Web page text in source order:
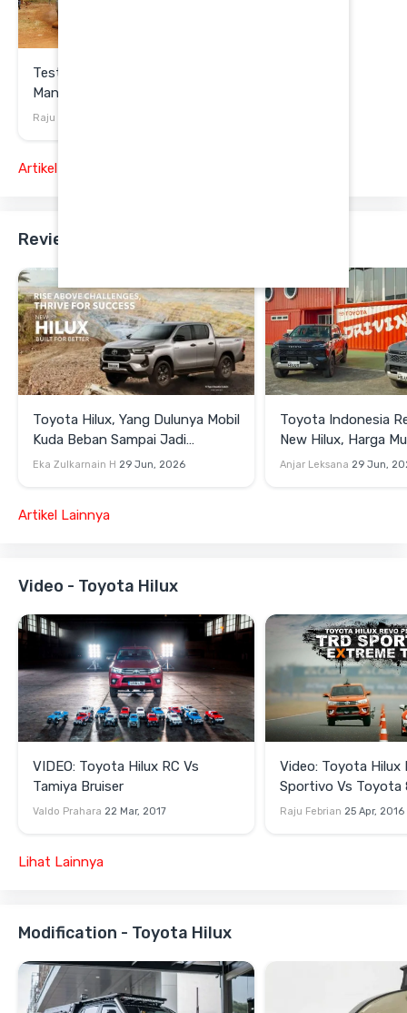
Test Drive: All New Hilux Makin
Mantap
Raju Febrian
Artikel Lainnya
Review - Toyota Hilux
Toyota Hilux, Yang Dulunya Mobil
Kuda Beban Sampai Jadi
Lifestyle
Eka Zulkarnain H 29 Jun, 2026
Toyota Indonesia
New Hilux, Harga
Jutaan
Anjar Leksana 29 Jun,
Artikel Lainnya
Video - Toyota Hilux
VIDEO: Toyota Hilux RC Vs
Tamiya Bruiser
Valdo Prahara 22 Mar, 2017
Video: Toyota Hilux
Sportivo Vs Toyota
Raju Febrian 25 Apr, 2016
Lihat Lainnya
Modification - Toyota Hilux